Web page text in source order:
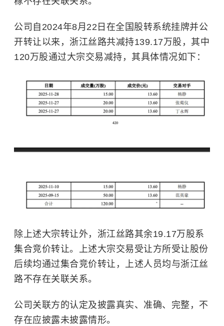
公司自2024年8月22日在全国股转系统挂牌并公
开转让以来，浙江丝路共减持139.17万股，其中
120万股通过大宗交易减持，其具体情况如下：
除上述大宗转让外，浙江丝路其余19.17万股系
集合竞价转让。上述大宗交易受让方所受让股份
后续均通过集合竞价转让，上述人员均与浙江丝
路不存在关联关系。
公司关联方的认定及披露真实、准确、完整，不
存在应披露未披露情形。